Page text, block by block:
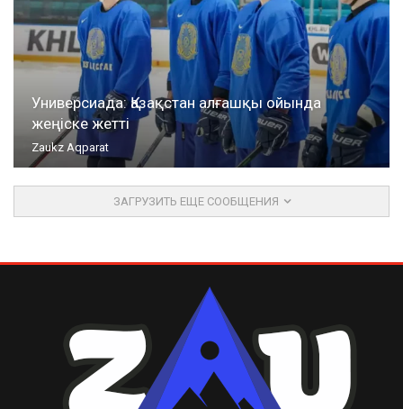
Универсиада: Қазақстан алғашқы ойында
жеңіске жетті
Zaukz Aqparat
ЗАГРУЗИТЬ ЕЩЕ СООБЩЕНИЯ